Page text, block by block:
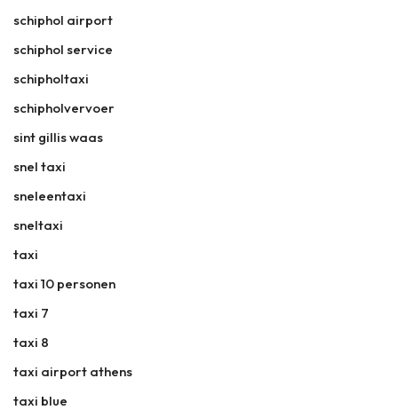
schiphol airport
schiphol service
schipholtaxi
schipholvervoer
sint gillis waas
snel taxi
sneleentaxi
sneltaxi
taxi
taxi 10 personen
taxi 7
taxi 8
taxi airport athens
taxi blue